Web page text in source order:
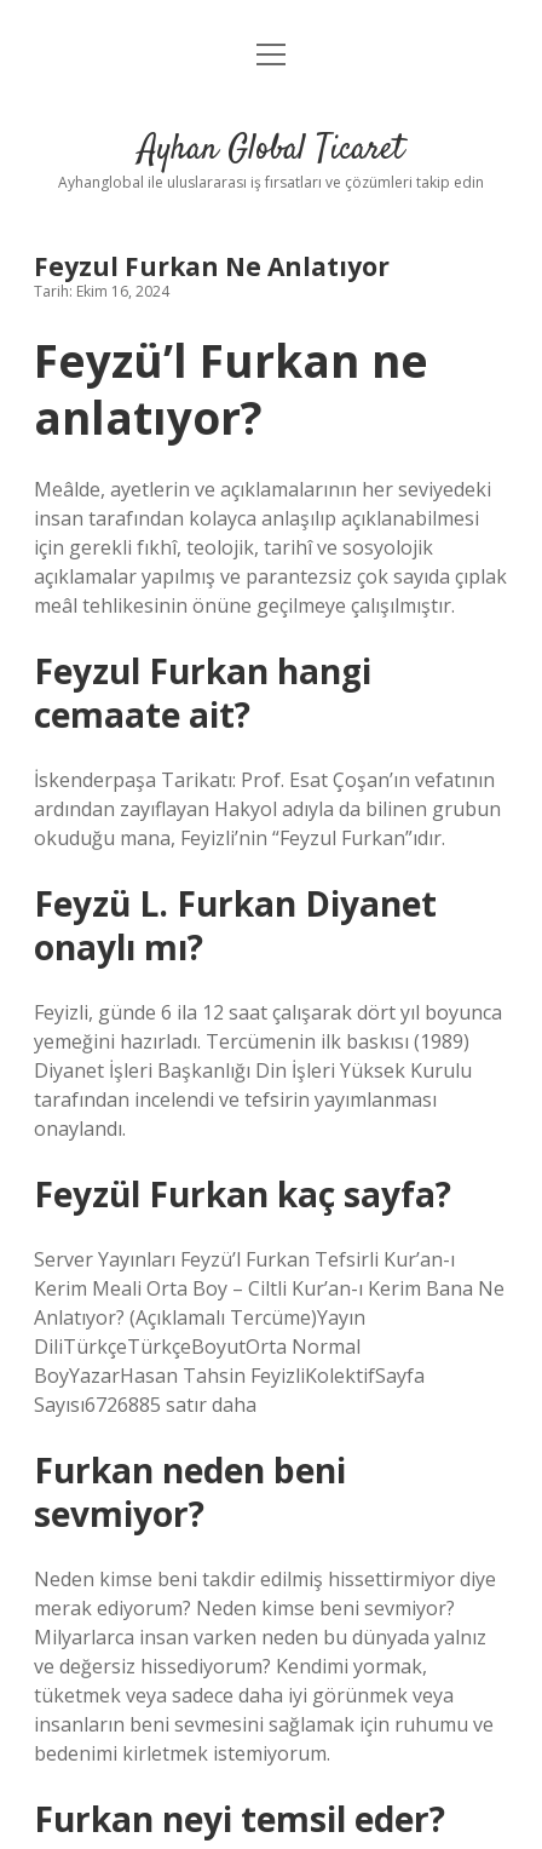
Anasayfa
Yasal Uyarı
menüyü
Ayhan Global Ticaret
Ayhanglobal ile uluslararası iş fırsatları ve çözümleri takip edin
Feyzul Furkan Ne Anlatıyor
Tarih: Ekim 16, 2024
Feyzü’l Furkan ne
anlatıyor?
Meâlde, ayetlerin ve açıklamalarının her seviyedeki
insan tarafından kolayca anlaşılıp açıklanabilmesi
için gerekli fıkhî, teolojik, tarihî ve sosyolojik
açıklamalar yapılmış ve parantezsiz çok sayıda çıplak
meâl tehlikesinin önüne geçilmeye çalışılmıştır.
Feyzul Furkan hangi
cemaate ait?
İskenderpaşa Tarikatı: Prof. Esat Çoşan’ın vefatının
ardından zayıflayan Hakyol adıyla da bilinen grubun
okuduğu mana, Feyizli’nin “Feyzul Furkan”ıdır.
Feyzü L. Furkan Diyanet
onaylı mı?
Feyizli, günde 6 ila 12 saat çalışarak dört yıl boyunca
yemeğini hazırladı. Tercümenin ilk baskısı (1989)
Diyanet İşleri Başkanlığı Din İşleri Yüksek Kurulu
tarafından incelendi ve tefsirin yayımlanması
onaylandı.
Feyzül Furkan kaç sayfa?
Server Yayınları Feyzü’l Furkan Tefsirli Kur’an-ı
Kerim Meali Orta Boy – Ciltli Kur’an-ı Kerim Bana Ne
Anlatıyor? (Açıklamalı Tercüme)Yayın
DiliTürkçeTürkçeBoyutOrta Normal
BoyYazarHasan Tahsin FeyizliKolektifSayfa
Sayısı6726885 satır daha
Furkan neden beni
sevmiyor?
Neden kimse beni takdir edilmiş hissettirmiyor diye
merak ediyorum? Neden kimse beni sevmiyor?
Milyarlarca insan varken neden bu dünyada yalnız
ve değersiz hissediyorum? Kendimi yormak,
tüketmek veya sadece daha iyi görünmek veya
insanların beni sevmesini sağlamak için ruhumu ve
bedenimi kirletmek istemiyorum.
Furkan neyi temsil eder?